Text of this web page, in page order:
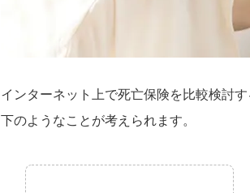
インターネット上で死亡保険を比較検討
下のようなことが考えられます。